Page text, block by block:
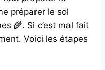
préparer le sol
🌾. Si c’est mal fait
Voici les étapes